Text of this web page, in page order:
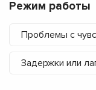
Режим работы
Проблемы с
Задержки или